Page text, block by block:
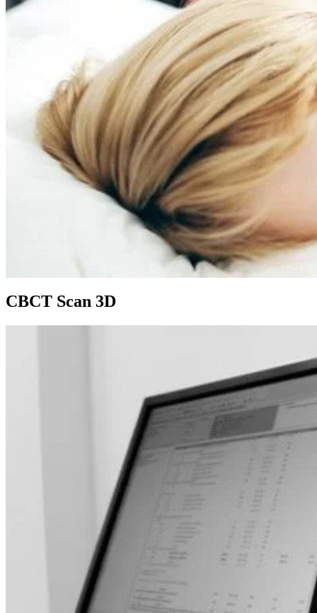
CBCT Scan 3D